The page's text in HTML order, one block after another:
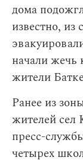
дома
известно,
начали жечь
жители
Ранее из
жителей
пресс-
четырех